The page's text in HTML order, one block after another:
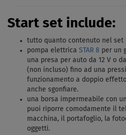
Start set include:
tutto quanto contenuto nel set
pompa elettrica STAR 8 per un
una presa per auto da 12 V o
(non incluso) fino ad una
funzionamento a doppio
anche sgonfiare.
una borsa impermeabile con
puoi riporre comodamente il
macchina, il portafoglio, la
oggetti.